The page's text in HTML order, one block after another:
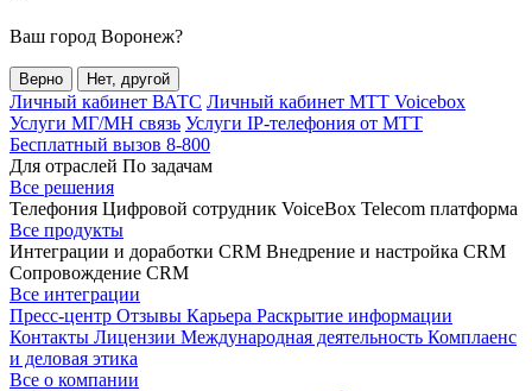
Ваш город Воронеж?
Верно Нет, другой
Личный кабинет ВАТС Личный кабинет МТТ Voicebox
Услуги МГ/МН связь Услуги IP-телефония от МТТ
Бесплатный вызов 8-800
Для отраслей По задачам
Все решения
Телефония Цифровой сотрудник VoiceBox Telecom платформа
Все продукты
Интеграции и доработки CRM Внедрение и настройка CRM
Сопровождение CRM
Все интеграции
Пресс-центр Отзывы Карьера Раскрытие информации
Контакты Лицензии Международная деятельность Комплаенс
и деловая этика
Все о компании